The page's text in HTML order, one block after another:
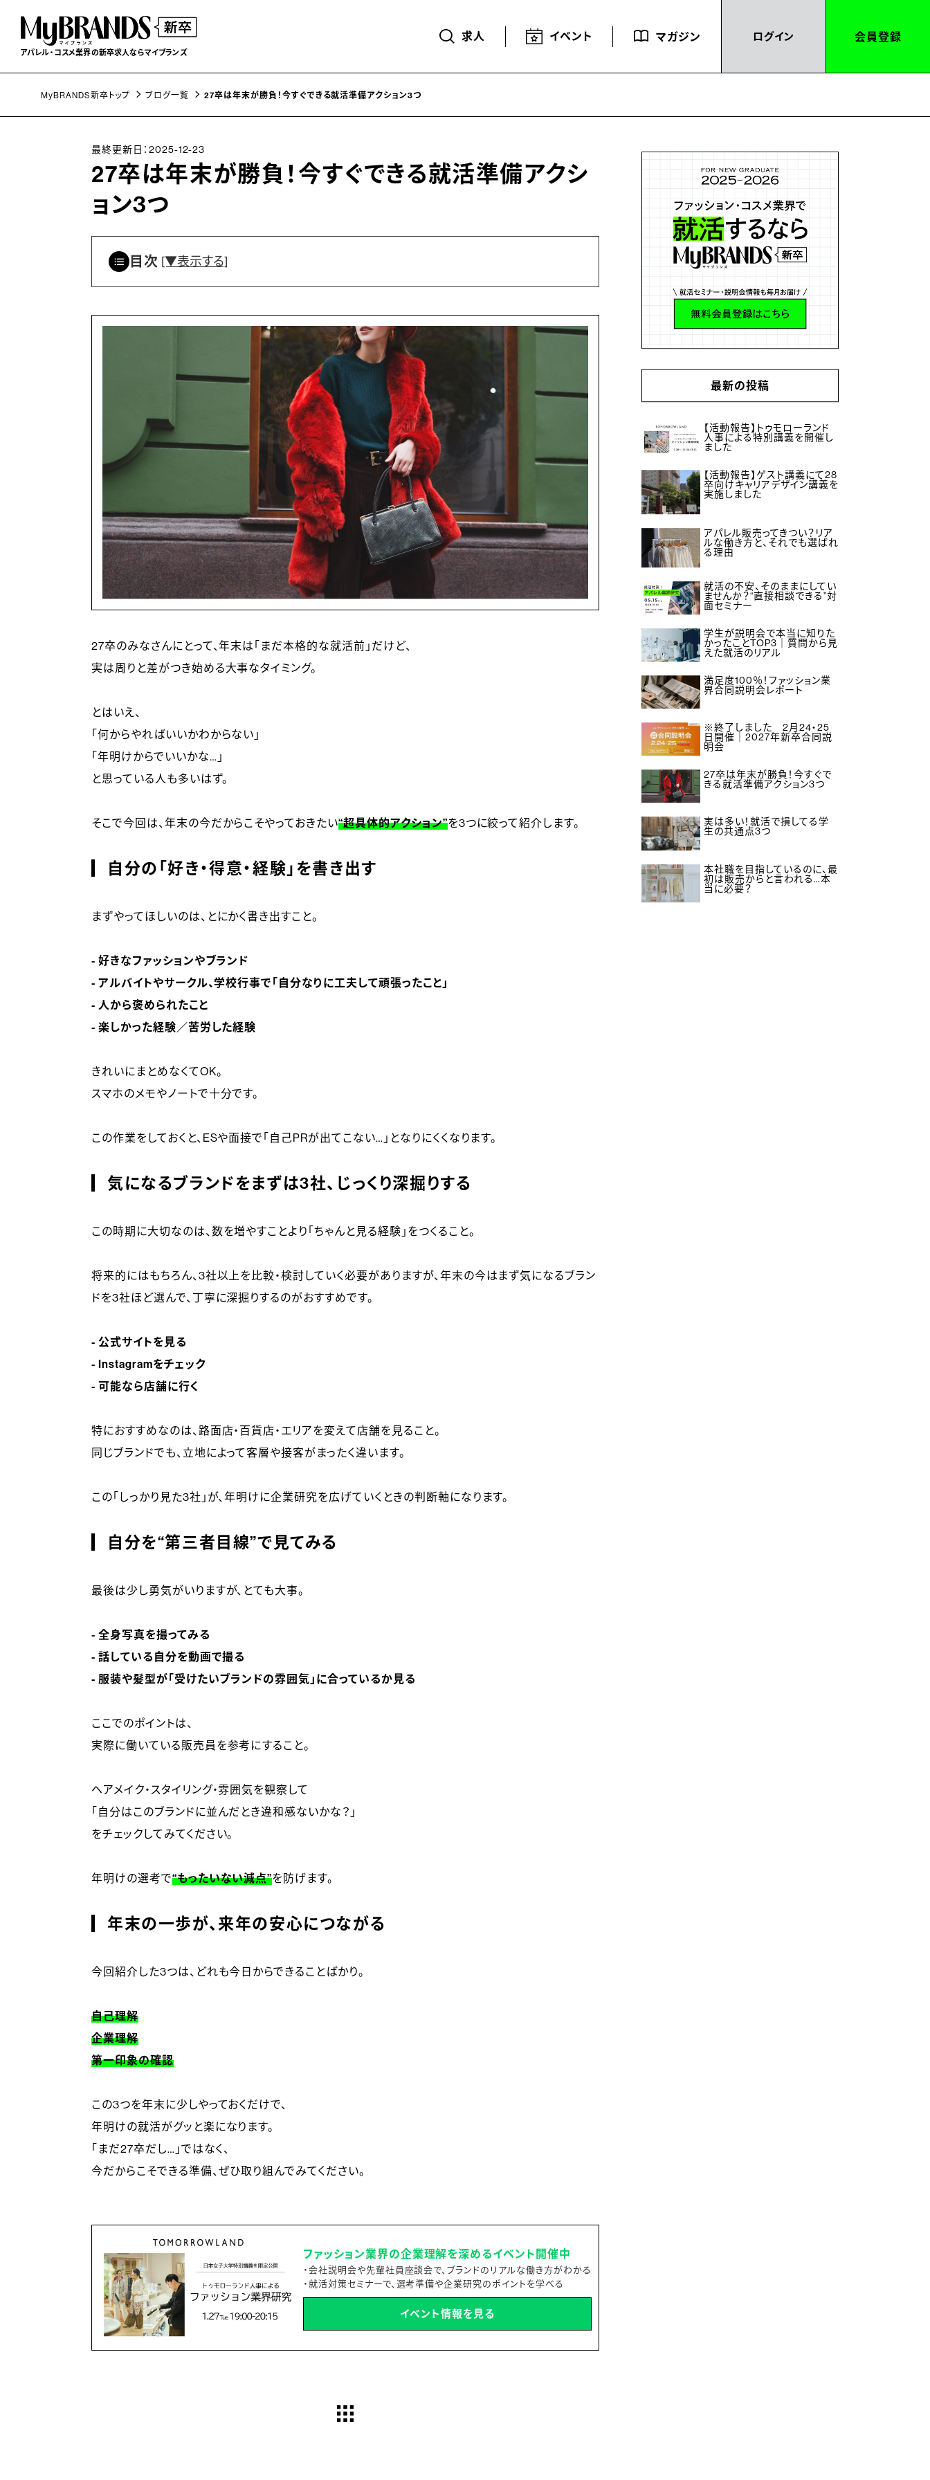
アパレル・コスメ業界の新卒求人ならマイブランズ
求人 イベント マガジン ログイン 会員登録
MyBRANDS新卒トップ ブログ一覧 27卒は年末が勝負！今すぐできる就活準備アクション3つ
最終更新日：2025-12-23
27卒は年末が勝負！今すぐできる就活準備アクシ
ョン3つ
目次 [▼表示する]
27卒のみなさんにとって、年末は「まだ本格的な就活前」だけど、
実は周りと差がつき始める大事なタイミング。
とはいえ、
「何からやればいいかわからない」
「年明けからでいいかな…」
と思っている人も多いはず。
そこで今回は、年末の今だからこそやっておきたい“超具体的アクション”を3つに絞って紹介します。
自分の「好き・得意・経験」を書き出す
まずやってほしいのは、とにかく書き出すこと。
- 好きなファッションやブランド
- アルバイトやサークル、学校行事で「自分なりに工夫して頑張ったこと」
- 人から褒められたこと
- 楽しかった経験／苦労した経験
きれいにまとめなくてOK。
スマホのメモやノートで十分です。
この作業をしておくと、ESや面接で「自己PRが出てこない…」となりにくくなります。
気になるブランドをまずは3社、じっくり深掘りする
この時期に大切なのは、数を増やすことより「ちゃんと見る経験」をつくること。
将来的にはもちろん、3社以上を比較・検討していく必要がありますが、年末の今はまず気になるブラン
ドを3社ほど選んで、丁寧に深掘りするのがおすすめです。
- 公式サイトを見る
- Instagramをチェック
- 可能なら店舗に行く
特におすすめなのは、路面店・百貨店・エリアを変えて店舗を見ること。
同じブランドでも、立地によって客層や接客がまったく違います。
この「しっかり見た3社」が、年明けに企業研究を広げていくときの判断軸になります。
自分を“第三者目線”で見てみる
最後は少し勇気がいりますが、とても大事。
- 全身写真を撮ってみる
- 話している自分を動画で撮る
- 服装や髪型が「受けたいブランドの雰囲気」に合っているか見る
ここでのポイントは、
実際に働いている販売員を参考にすること。
ヘアメイク・スタイリング・雰囲気を観察して
「自分はこのブランドに並んだとき違和感ないかな？」
をチェックしてみてください。
年明けの選考で“もったいない減点”を防げます。
年末の一歩が、来年の安心につながる
今回紹介した3つは、どれも今日からできることばかり。
自己理解
企業理解
第一印象の確認
この3つを年末に少しやっておくだけで、
年明けの就活がグッと楽になります。
「まだ27卒だし…」ではなく、
今だからこそできる準備、ぜひ取り組んでみてください。
ファッション業界の企業理解を深めるイベント開催中
・会社説明会や先輩社員座談会で、ブランドのリアルな働き方がわかる
・就活対策セミナーで、選考準備や企業研究のポイントを学べる
イベント情報を見る
最新の投稿
【活動報告】トゥモローランド
人事による特別講義を開催し
ました
【活動報告】ゲスト講義にて28
卒向けキャリアデザイン講義を
実施しました
アパレル販売ってきつい？リア
ルな働き方と、それでも選ばれ
る理由
就活の不安、そのままにしてい
ませんか？“直接相談できる”対
面セミナー
学生が説明会で本当に知りた
かったことTOP3｜質問から見
えた就活のリアル
満足度100％！ファッション業
界合同説明会レポート
※終了しました 2月24・25
日開催｜2027年新卒合同説
明会
27卒は年末が勝負！今すぐで
きる就活準備アクション3つ
実は多い！就活で損してる学
生の共通点3つ
本社職を目指しているのに、最
初は販売からと言われる…本
当に必要？